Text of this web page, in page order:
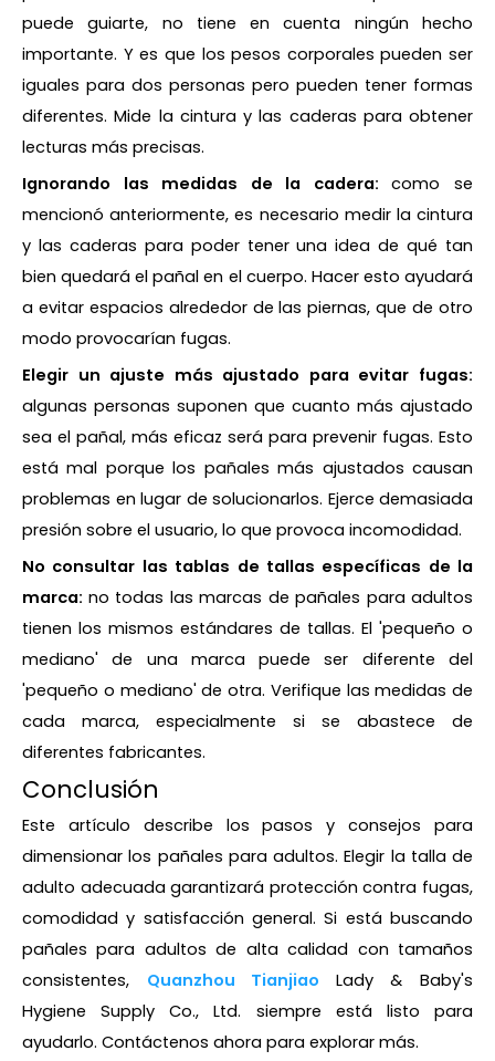
puede guiarte, no tiene en cuenta ningún hecho
importante. Y es que los pesos corporales pueden ser
iguales para dos personas pero pueden tener formas
diferentes. Mide la cintura y las caderas para obtener
lecturas más precisas.
Ignorando las medidas de la cadera:como se
mencionó anteriormente, es necesario medir la cintura
y las caderas para poder tener una idea de qué tan
bien quedará el pañal en el cuerpo. Hacer esto ayudará
a evitar espacios alrededor de las piernas, que de otro
modo provocarían fugas.
Elegir un ajuste más ajustado para evitar fugas:
algunas personas suponen que cuanto más ajustado
sea el pañal, más eficaz será para prevenir fugas. Esto
está mal porque los pañales más ajustados causan
problemas en lugar de solucionarlos. Ejerce demasiada
presión sobre el usuario, lo que provoca incomodidad.
No consultar las tablas de tallas específicas de la
marca: no todas las marcas de pañales para adultos
tienen los mismos estándares de tallas. El 'pequeño o
mediano' de una marca puede ser diferente del
'pequeño o mediano' de otra. Verifique las medidas de
cada marca, especialmente si se abastece de
diferentes fabricantes.
Conclusión
Este artículo describe los pasos y consejos para
dimensionar los pañales para adultos. Elegir la talla de
adulto adecuada garantizará protección contra fugas,
comodidad y satisfacción general. Si está buscando
pañales para adultos de alta calidad con tamaños
consistentes, Quanzhou Tianjiao Lady & Baby's
Hygiene Supply Co., Ltd. siempre está listo para
ayudarlo. Contáctenos ahora para explorar más.